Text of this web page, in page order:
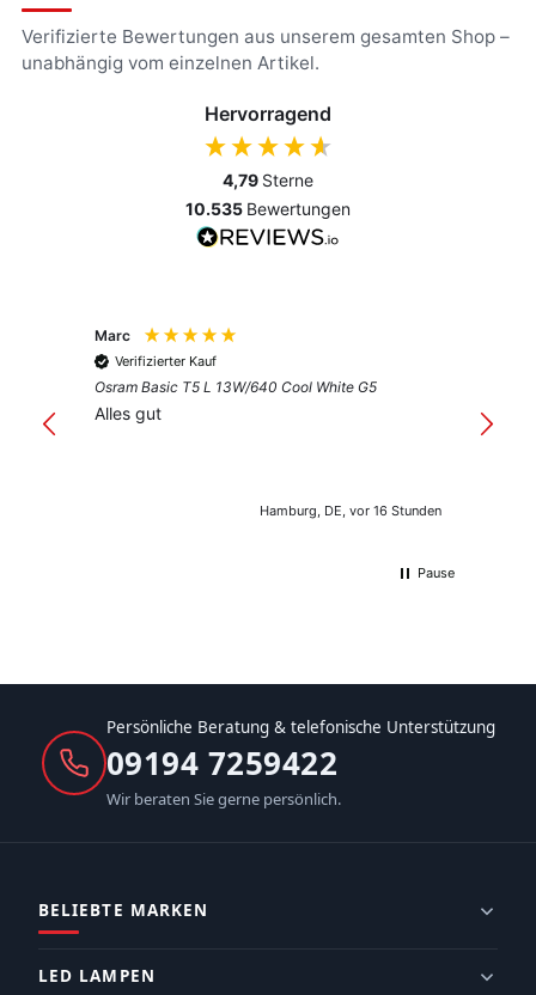
Verifizierte Bewertungen aus unserem gesamten Shop –
unabhängig vom einzelnen Artikel.
Hervorragend
4,79 Sterne
10.535 Bewertungen
Marc
Verifizierter Kauf
Osram Basic T5 L 13W/640 Cool White G5
Alles gut
Hamburg, DE, vor 16 Stunden
Pause
Persönliche Beratung & telefonische Unterstützung
09194 7259422
Wir beraten Sie gerne persönlich.
BELIEBTE MARKEN
LED LAMPEN